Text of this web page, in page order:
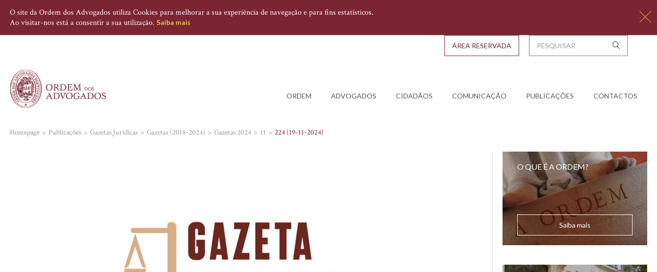
O site da Ordem dos Advogados utiliza Cookies para melhorar a sua experiência de navegação e para fins estatísticos.
Ao visitar-nos está a consentir a sua utilização. Saiba mais
ORDEM ADVOGADOS CIDADÃOS COMUNICAÇÃO PUBLICAÇÕES CONTACTOS
ÁREA RESERVADA
Homepage Publicações Gazetas Jurídicas Gazetas (2018-2024) Gazetas 2024 11 224 (19-11-2024)
O QUE É A ORDEM?
Saiba mais